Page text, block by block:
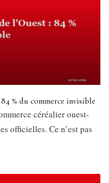
% du commerce invisible
céréalier ouest-
officielles. Ce n’est pas